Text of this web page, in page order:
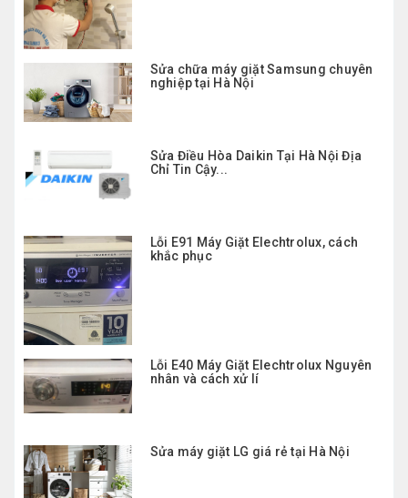
Sửa chữa máy giặt Samsung chuyên
nghiệp tại Hà Nội
Sửa Điều Hòa Daikin Tại Hà Nội Địa
Chỉ Tin Cậy...
Lỗi E91 Máy Giặt Elechtrolux, cách
khắc phục
Lỗi E40 Máy Giặt Elechtrolux Nguyên
nhân và cách xử lí
Sửa máy giặt LG giá rẻ tại Hà Nội